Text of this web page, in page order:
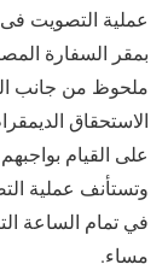
عملية التصويت فى
بمقر السفارة
ملحوظ من جانب
الاستحقاق
على القيام
وتستأنف عملية
في تمام الساعة
مساء.